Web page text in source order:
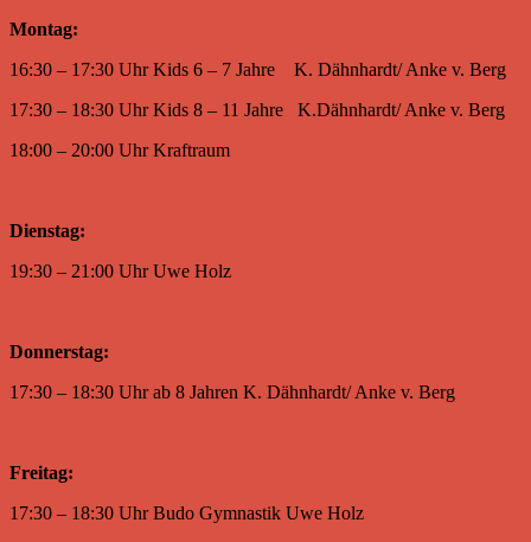
Montag:
16:30 – 17:30 Uhr Kids 6 – 7 Jahre K. Dähnhardt/ Anke v. Berg
17:30 – 18:30 Uhr Kids 8 – 11 Jahre K.Dähnhardt/ Anke v. Berg
18:00 – 20:00 Uhr Kraftraum
Dienstag:
19:30 – 21:00 Uhr Uwe Holz
Donnerstag:
17:30 – 18:30 Uhr ab 8 Jahren K. Dähnhardt/ Anke v. Berg
Freitag:
17:30 – 18:30 Uhr Budo Gymnastik Uwe Holz